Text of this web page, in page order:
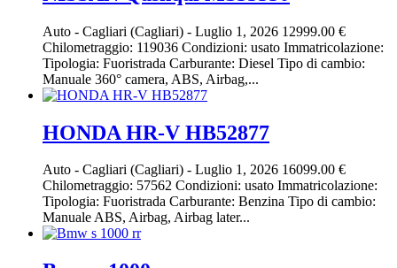
Auto - Cagliari (Cagliari) - Luglio 1, 2026 12999.00 €
Chilometraggio: 119036 Condizioni: usato Immatricolazione:
Tipologia: Fuoristrada Carburante: Diesel Tipo di cambio:
Manuale 360° camera, ABS, Airbag,...
HONDA HR-V HB52877
Auto - Cagliari (Cagliari) - Luglio 1, 2026 16099.00 €
Chilometraggio: 57562 Condizioni: usato Immatricolazione:
Tipologia: Fuoristrada Carburante: Benzina Tipo di cambio:
Manuale ABS, Airbag, Airbag later...